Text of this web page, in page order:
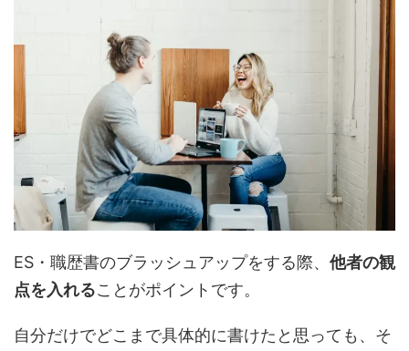
ES・職歴書のブラッシュアップをする際、 他者の観
点を入れることがポイントです。
自分だけでどこまで具体的に書けたと思っても、そ